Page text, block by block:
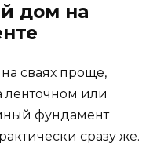
дом на
сваях проще,
ленточном или
фундамент
сразу же.